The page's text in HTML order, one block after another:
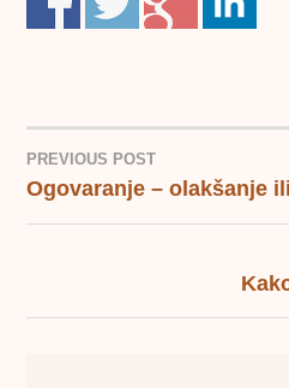
POST
PREVIOUS POST
Ogovaranje – olakšanje